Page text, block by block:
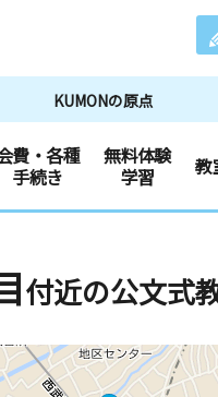
KUMONの原点
費・各種
手続き
無料体験
学習
教
付近の公文式